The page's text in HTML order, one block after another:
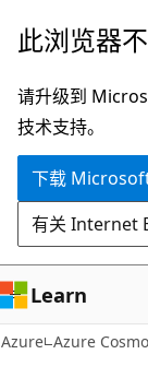
跳
主
要
内
此浏览器
请升级到
技术支持。
下载
有关 Internet
Learn
Azure Azure